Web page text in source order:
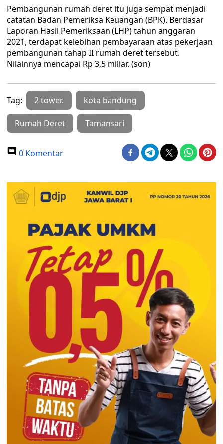
Pembangunan rumah deret itu juga sempat menjadi
catatan Badan Pemeriksa Keuangan (BPK). Berdasar
Laporan Hasil Pemeriksaan (LHP) tahun anggaran
2021, terdapat kelebihan pembayaraan atas pekerjaan
pembangunan tahap II rumah deret tersebut.
Nilainnya mencapai Rp 3,5 miliar. (son)
Tag: 2 tower. kota bandung
Rumah Deret Tamansari
0 Komentar